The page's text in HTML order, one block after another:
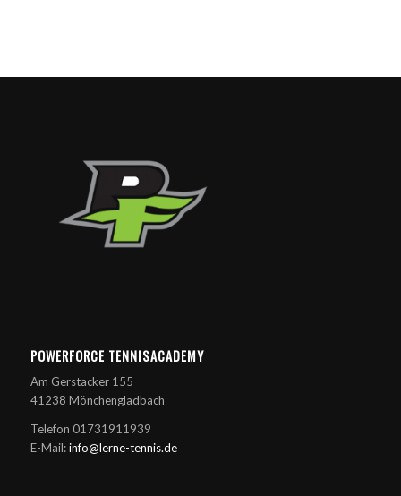
POWERFORCE TENNISACADEMY
Am Gerstacker 155
41238 Mönchengladbach
Telefon 01731911939
E-Mail:info@lerne-tennis.de